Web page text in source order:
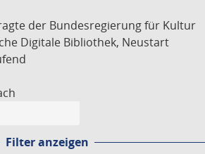
der Bundesregierung für Kultur
Digitale Bibliothek, Neustart
Filter anzeigen